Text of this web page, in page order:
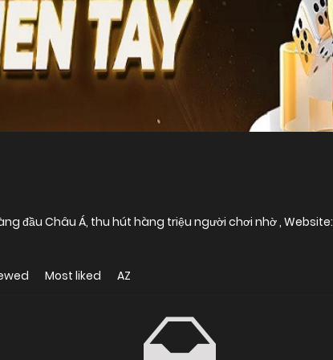
đầu Châu Á, thu hút hàng triệu người chơi nhờ , Website:
Most liked AZ